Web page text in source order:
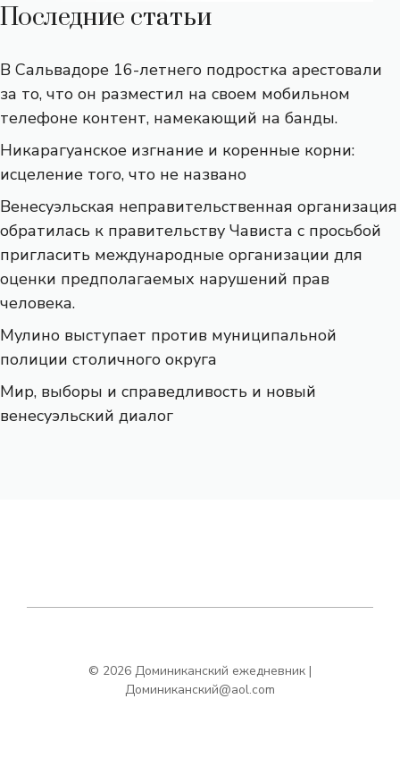
Последние статьи
В Сальвадоре 16-летнего подростка арестовали
за то, что он разместил на своем мобильном
телефоне контент, намекающий на банды.
Никарагуанское изгнание и коренные корни:
исцеление того, что не названо
Венесуэльская неправительственная организация
обратилась к правительству Чависта с просьбой
пригласить международные организации для
оценки предполагаемых нарушений прав
человека.
Мулино выступает против муниципальной
полиции столичного округа
Мир, выборы и справедливость и новый
венесуэльский диалог
© 2026 Доминиканский ежедневник |
Доминиканский@aol.com